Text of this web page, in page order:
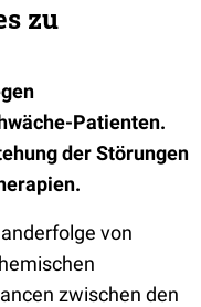
zu
Patienten.
der Störungen
von
zwischen den